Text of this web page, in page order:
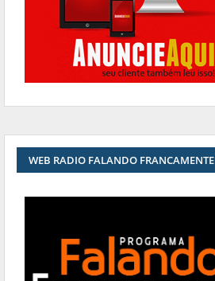
WEB RADIO FALANDO FRANCAMENTE